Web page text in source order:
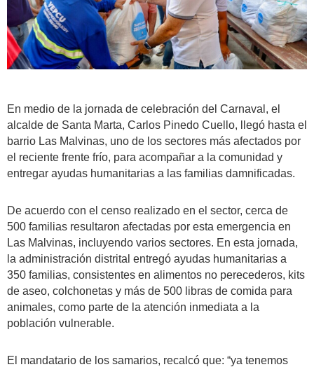
En medio de la jornada de celebración del Carnaval, el
alcalde de Santa Marta, Carlos Pinedo Cuello, llegó hasta el
barrio Las Malvinas, uno de los sectores más afectados por
el reciente frente frío, para acompañar a la comunidad y
entregar ayudas humanitarias a las familias damnificadas.
De acuerdo con el censo realizado en el sector, cerca de
500 familias resultaron afectadas por esta emergencia en
Las Malvinas, incluyendo varios sectores. En esta jornada,
la administración distrital entregó ayudas humanitarias a
350 familias, consistentes en alimentos no perecederos, kits
de aseo, colchonetas y más de 500 libras de comida para
animales, como parte de la atención inmediata a la
población vulnerable.
El mandatario de los samarios, recalcó que: “ya tenemos